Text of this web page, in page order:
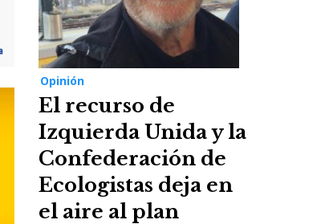
Opinión
El recurso de
Izquierda Unida y la
Confederación de
Ecologistas deja en
el aire al plan